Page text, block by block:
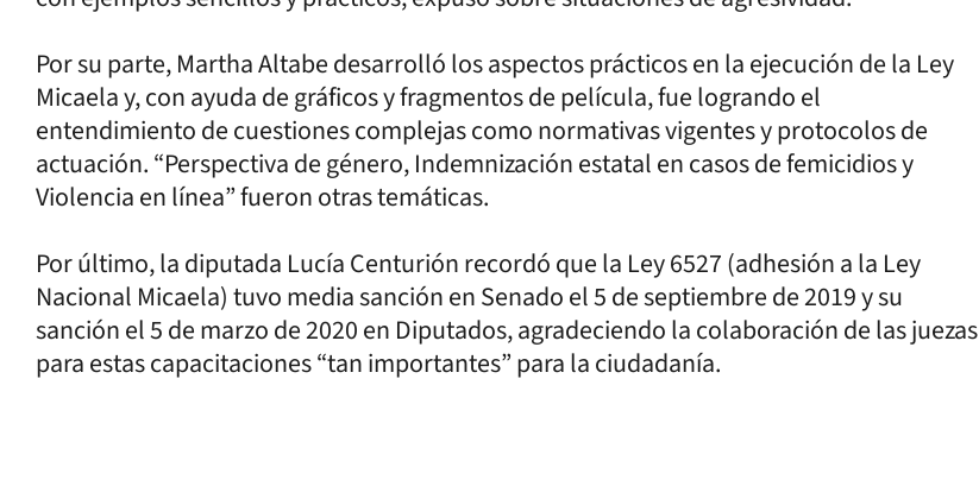
Por su parte, Martha Altabe desarrolló los aspectos prácticos en la ejecución de la Ley
Micaela y, con ayuda de gráficos y fragmentos de película, fue logrando el
entendimiento de cuestiones complejas como normativas vigentes y protocolos de
actuación. “Perspectiva de género, Indemnización estatal en casos de femicidios y
Violencia en línea” fueron otras temáticas.
Por último, la diputada Lucía Centurión recordó que la Ley 6527 (adhesión a la Ley
Nacional Micaela) tuvo media sanción en Senado el 5 de septiembre de 2019 y su
sanción el 5 de marzo de 2020 en Diputados, agradeciendo la colaboración de las juezas
para estas capacitaciones “tan importantes” para la ciudadanía.